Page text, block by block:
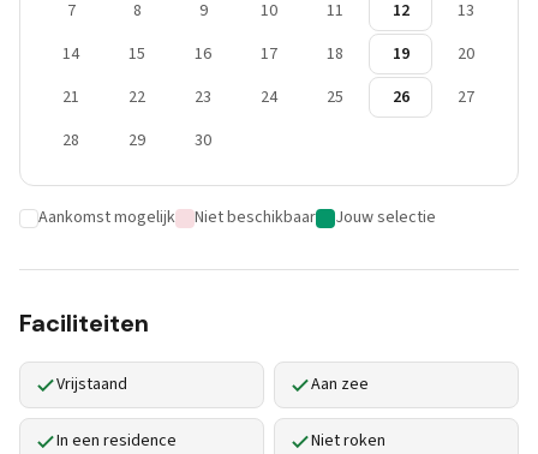
7
8 9 10 11 12
13
14
15 16 17 18 19
20
21
22 23 24 25 26
27
28
29 30
Aankomst mogelijk Niet beschikbaar Jouw selectie
Faciliteiten
Vrijstaand Aan zee
In een residence Niet roken